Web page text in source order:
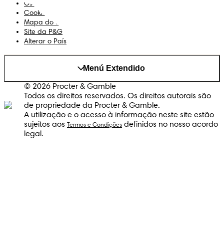
Os Meus Dados
Cookies
Mapa do Site
Site da P&G
Alterar o País
Menú Extendido
© 2026 Procter & Gamble
Todos os direitos reservados. Os direitos autorais são
de propriedade da Procter & Gamble.
A utilização e o acesso à informação neste site estão
sujeitos aos
Termos e Condições definidos no nosso acordo
legal.